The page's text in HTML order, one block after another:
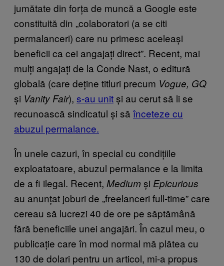
jumătate din forța de muncă a Google este
constituită din „colaboratori (a se citi
permalanceri) care nu primesc aceleași
beneficii ca cei angajați direct”. Recent, mai
mulți angajați de la Conde Nast, o editură
globală (care deține titluri precum Vogue, GQ
și Vanity Fair), s-au unitși au cerut să li se
recunoască sindicatul și să înceteze cu
abuzul permalance.
În unele cazuri, în special cu condițiile
exploatatoare, abuzul permalance e la limita
de a fi ilegal. Recent, Mediumși Epicurious
au anunțat joburi de „freelanceri full-time” care
cereau să lucrezi 40 de ore pe săptămână
fără beneficiile unei angajări. În cazul meu, o
publicație care în mod normal mă plătea cu
130 de dolari pentru un articol, mi-a propus